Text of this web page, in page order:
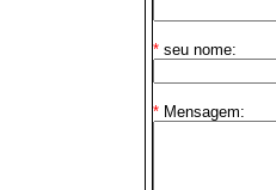
*seu nome:
*Mensagem: